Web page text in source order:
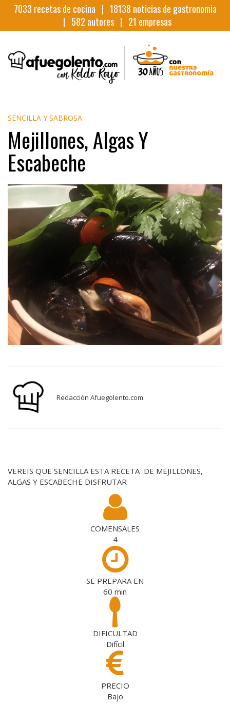
7033 recetas de cocina | 18138 noticias de gastronomia
| 582 autores | 21 empresas
SENCILLA Y SABROSA
Mejillones, Algas Y
Escabeche
Redacción Afuegolento.com
VEREIS QUE SENCILLA ESTA RECETA DE MEJILLONES,
ALGAS Y ESCABECHE DISFRUTAR
COMENSALES
4
SE PREPARA EN
60 min
DIFICULTAD
Difícil
PRECIO
Bajo